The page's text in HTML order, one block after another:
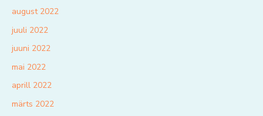
august 2022
juuli 2022
juuni 2022
mai 2022
aprill 2022
märts 2022